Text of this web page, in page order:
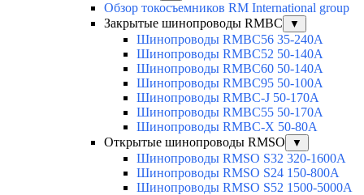
Обзор токосъемников RM International group
Закрытые шинопроводы RMBC
▼
Шинопроводы RMBC56 35-240A
Шинопроводы RMBC52 50-140A
Шинопроводы RMBC60 50-140A
Шинопроводы RMBC95 50-100А
Шинопроводы RMBC-J 50-170A
Шинопроводы RMBC55 50-170A
Шинопроводы RMBC-X 50-80A
Открытые шинопроводы RMSO
▼
Шинопроводы RMSO S32 320-1600A
Шинопроводы RMSO S24 150-800A
Шинопроводы RMSO S52 1500-5000A